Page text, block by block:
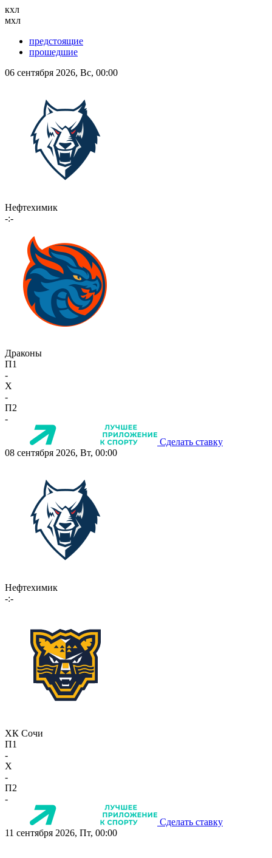
кхл
мхл
предстоящие
прошедшие
06 сентября 2026, Вс, 00:00
Нефтехимик
-:-
Драконы
П1
-
X
-
П2
-
Сделать ставку
08 сентября 2026, Вт, 00:00
Нефтехимик
-:-
ХК Сочи
П1
-
X
-
П2
-
Сделать ставку
11 сентября 2026, Пт, 00:00